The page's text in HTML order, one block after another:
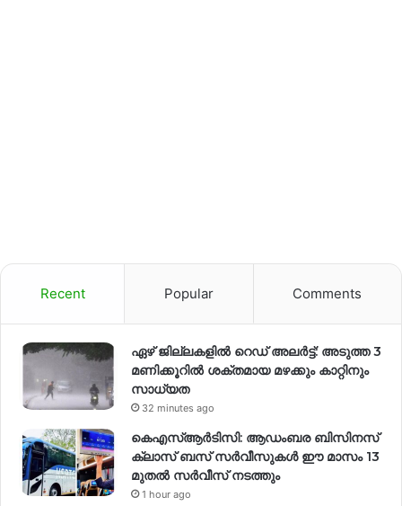
Recent Popular Comments
ഏഴ് ജില്ലകളില്‍ റെഡ് അലര്‍ട്ട്: അടുത്ത 3
മണിക്കൂറിൽ ശക്തമായ മഴക്കും കാറ്റിനും
സാധ്യത
32 minutes ago
കെഎസ്ആർടിസി: ആഡംബര ബിസിനസ്
ക്ലാസ് ബസ് സർവീസുകൾ ഈ മാസം 13
മുതൽ സർവീസ് നടത്തും
1 hour ago